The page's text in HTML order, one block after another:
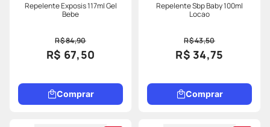
Repelente Exposis 117ml Gel
Bebe
R$ 84,90
R$ 67,50
Comprar
Repelente Sbp Baby 100ml
Locao
R$ 43,50
R$ 34,75
Comprar